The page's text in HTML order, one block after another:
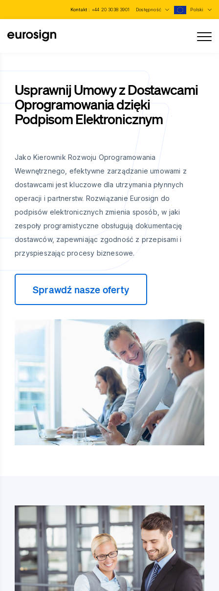
Kontakt : +44 20 3038 3901 Dostępność Polski
Usprawnij Umowy z Dostawcami
Oprogramowania dzięki
Podpisom Elektronicznym
Jako Kierownik Rozwoju Oprogramowania
Wewnętrznego, efektywne zarządzanie umowami z
dostawcami jest kluczowe dla utrzymania płynnych
operacji i partnerstw. Rozwiązanie Eurosign do
podpisów elektronicznych zmienia sposób, w jaki
zespoły programistyczne obsługują dokumentację
dostawców, zapewniając zgodność z przepisami i
przyspieszając procesy biznesowe.
Sprawdź nasze oferty